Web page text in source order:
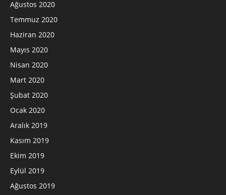
Ağustos 2020
Temmuz 2020
Haziran 2020
Mayıs 2020
Nisan 2020
Mart 2020
Şubat 2020
Ocak 2020
Aralık 2019
Kasım 2019
Ekim 2019
Eylül 2019
Ağustos 2019